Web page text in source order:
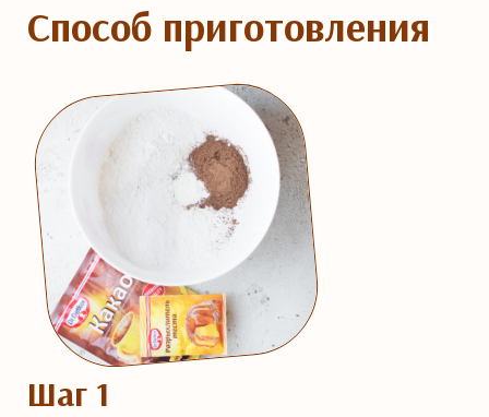
Способ приготовления
Шаг 1